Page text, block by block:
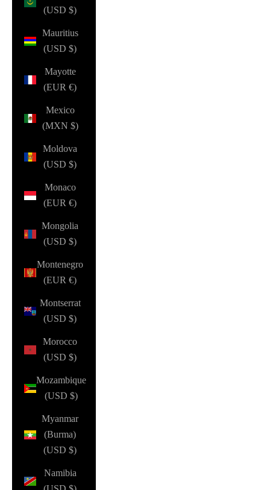
(USD $)
Mauritius
(USD $)
Mayotte
(EUR €)
Mexico
(MXN $)
Moldova
(USD $)
Monaco
(EUR €)
Mongolia
(USD $)
Montenegro
(EUR €)
Montserrat
(USD $)
Morocco
(USD $)
Mozambique
(USD $)
Myanmar
(Burma)
(USD $)
Namibia